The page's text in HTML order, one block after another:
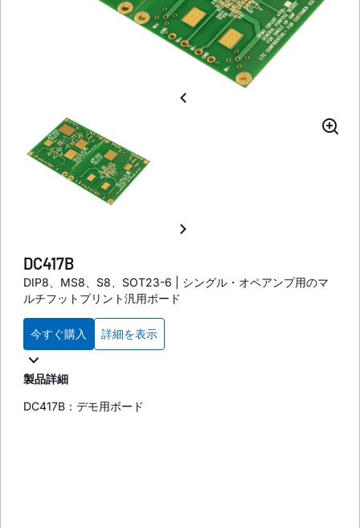
DC417B
DIP8、MS8、S8、SOT23-6 | シングル・オペアンプ用のマ
ルチフットプリント汎用ボード
今すぐ購入 詳細を表示
製品詳細
DC417B：デモ用ボード